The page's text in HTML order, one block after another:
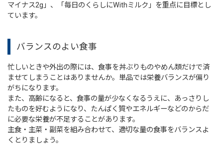
マイナス2g」、「毎日のくらしにWithミルク」を重点に目標とし
ています。
バランスのよい食事
忙しいときや外出の際には、食事を丼ぶりものやめん類だけで済
ませてしまうことはありませんか。単品では栄養バランスが偏り
がちになります。
また、高齢になると、食事の量が少なくなるうえに、あっさりし
たものを好むようになり、たんぱく質やエネルギーなどのからだ
に必要な栄養が不足することがあります。
主食・主菜・副菜を組み合わせて、適切な量の食事をバランスよ
くとりましょう。